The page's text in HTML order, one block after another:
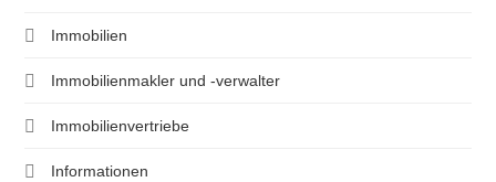
Immobilien
Immobilienmakler und -verwalter
Immobilienvertriebe
Informationen